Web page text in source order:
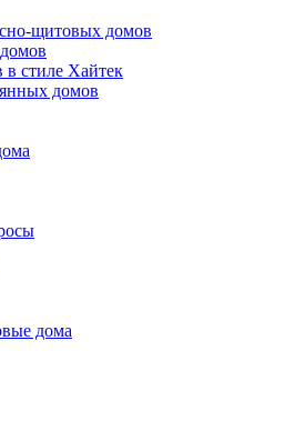
щитовых домов
стиле Хайтек
домов
дома